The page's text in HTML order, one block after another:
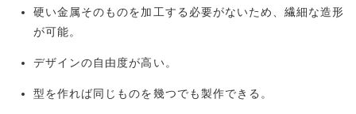
硬い金属そのものを加工する必要がないため、繊細な造形
が可能。
デザインの自由度が高い。
型を作れば同じものを幾つでも製作できる。